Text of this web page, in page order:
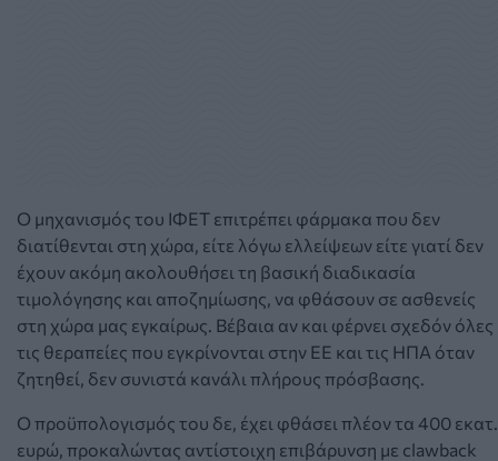
Ο μηχανισμός του ΙΦΕΤ επιτρέπει φάρμακα που δεν
διατίθενται στη χώρα, είτε λόγω ελλείψεων είτε γιατί δεν
έχουν ακόμη ακολουθήσει τη βασική διαδικασία
τιμολόγησης και αποζημίωσης, να φθάσουν σε ασθενείς
στη χώρα μας εγκαίρως. Βέβαια αν και φέρνει σχεδόν όλες
τις θεραπείες που εγκρίνονται στην ΕΕ και τις ΗΠΑ όταν
ζητηθεί, δεν συνιστά κανάλι πλήρους πρόσβασης.
Ο προϋπολογισμός του δε, έχει φθάσει πλέον τα 400 εκατ.
ευρώ προκαλώντας αντίστοιχη επιβάρυνση με clawback